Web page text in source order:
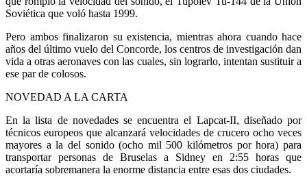
Soviética que voló hasta 1999.
Pero ambos finalizaron su existencia, mientras ahora cuando hace
años del último vuelo del Concorde, los centros de investigación dan
vida a otras aeronaves con las cuales, sin lograrlo, intentan sustituir a
ese par de colosos.
NOVEDAD A LA CARTA
En la lista de novedades se encuentra el Lapcat-II, diseñado por
técnicos europeos que alcanzará velocidades de crucero ocho veces
mayores a la del sonido (ocho mil 500 kilómetros por hora) para
transportar personas de Bruselas a Sidney en 2:55 horas que
acortaría sobremanera la enorme distancia entre esas dos ciudades.